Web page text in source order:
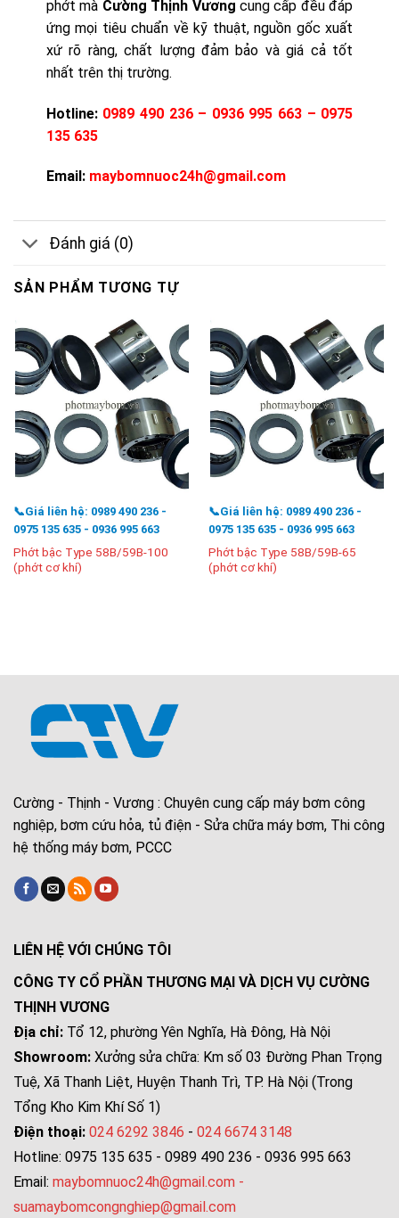
phớt mà Cường Thịnh Vương cung cấp đều đáp
ứng mọi tiêu chuẩn về kỹ thuật, nguồn gốc xuất
xứ rõ ràng, chất lượng đảm bảo và giá cả tốt
nhất trên thị trường.
Hotline: 0989 490 236 – 0936 995 663 – 0975
135 635
Email: maybomnuoc24h@gmail.com
Đánh giá (0)
SẢN PHẨM TƯƠNG TỰ
📞Giá liên hệ: 0989 490 236 -
0975 135 635 - 0936 995 663
Phớt bậc Type 58B/59B-100
(phớt cơ khí)
📞Giá liên hệ: 0989 490 236 -
0975 135 635 - 0936 995 663
Phớt bậc Type 58B/59B-65
(phớt cơ khí)
Cường - Thịnh - Vương : Chuyên cung cấp máy bơm công
nghiệp, bơm cứu hỏa, tủ điện - Sửa chữa máy bơm, Thi công
hệ thống máy bơm, PCCC
LIÊN HỆ VỚI CHÚNG TÔI
CÔNG TY CỔ PHẦN THƯƠNG MẠI VÀ DỊCH VỤ CƯỜNG
THỊNH VƯƠNG
Địa chỉ: Tổ 12, phường Yên Nghĩa, Hà Đông, Hà Nội
Showroom: Xưởng sửa chữa: Km số 03 Đường Phan Trọng
Tuệ, Xã Thanh Liệt, Huyện Thanh Trì, TP. Hà Nội (Trong
Tổng Kho Kim Khí Số 1)
Điện thoại: 024 6292 3846 - 024 6674 3148
Hotline: 0975 135 635 - 0989 490 236 - 0936 995 663
Email: maybomnuoc24h@gmail.com -
suamaybomcongnghiep@gmail.com